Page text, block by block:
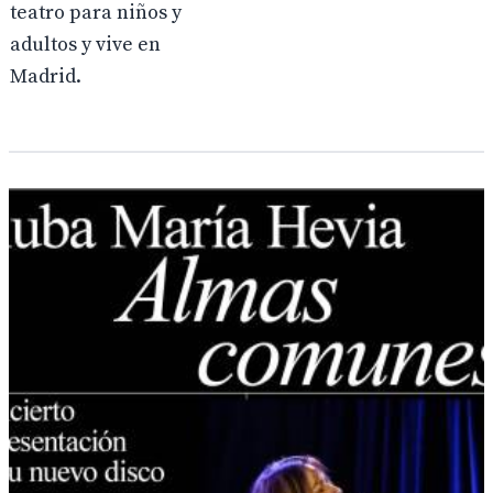
teatro para niños y
adultos y vive en
Madrid.